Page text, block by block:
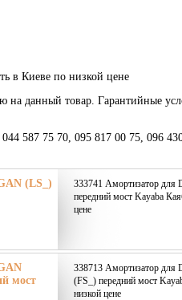
в Киеве по низкой цене
на данный товар. Гарантийные
587 75 70, 095 817 00 75, 096
(LS_)
333741 Амортизатор
передний мост Kayaba
цене
мост
338713 Амортизатор
(FS_) передний мост
низкой цене